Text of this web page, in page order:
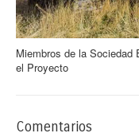
Miembros de la Sociedad
el Proyecto
Comentarios